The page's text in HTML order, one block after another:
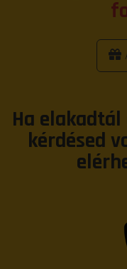
Ha
kérdésed